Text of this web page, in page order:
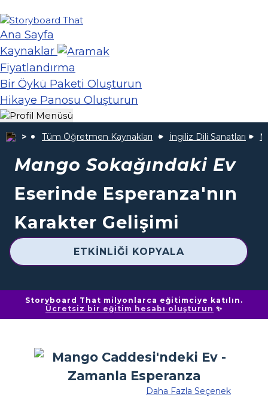
Ana Sayfa
Kaynaklar
Fiyatlandırma
Bir Öykü Paketi Oluşturun
Hikaye Panosu Oluşturun
Tüm Öğretmen Kaynakları İngiliz Dili Sanatları
Mango Sokağındaki Ev
Eserinde Esperanza'nın
Karakter Gelişimi
ETKINLIĞI KOPYALA
Storyboard That milyonlarca eğitimciye katılın.
Ücretsiz bir eğitim hesabı oluşturun ✨
Daha Fazla Seçenek